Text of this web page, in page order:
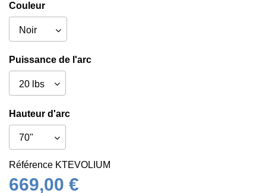
Couleur
Puissance de l'arc
Hauteur d'arc
Référence KTEVOLIUM
669,00 €